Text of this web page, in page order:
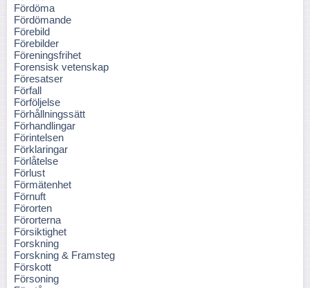
Fördöma
Fördömande
Förebild
Förebilder
Föreningsfrihet
Forensisk vetenskap
Föresatser
Förfall
Förföljelse
Förhållningssätt
Förhandlingar
Förintelsen
Förklaringar
Förlåtelse
Förlust
Förmätenhet
Förnuft
Förorten
Förorterna
Försiktighet
Forskning
Forskning & Framsteg
Förskott
Försoning